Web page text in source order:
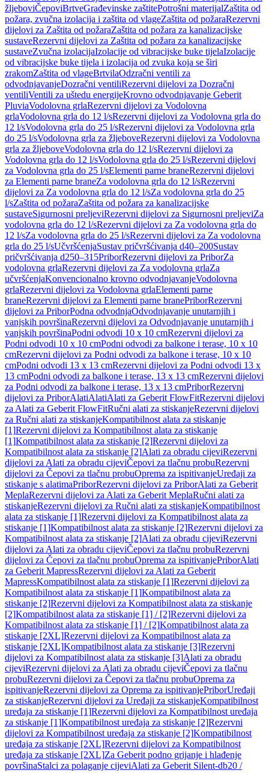
žljeboviČepoviBrtveGrađevinske zaštitePotrošni materijalZaštita od
požara, zvučna izolacija i zaštita od vlageZaštita od požaraRezervni
dijelovi za Zaštita od požaraZaštita od požara za kanalizacijske
sustaveRezervni dijelovi za Zaštita od požara za kanalizacijske
sustaveZvučna izolacijaIzolacije od vibracijske buke tijelaIzolacije
od vibracijske buke tijela i izolacija od zvuka koja se širi
zrakomZaštita od vlageBrtvilaOdzračni ventili za
odvodnjavanjeDozračni ventiliRezervni dijelovi za Dozračni
ventiliVentili za uštedu energijeKrovno odvodnjavanje Geberit
PluviaVodolovna grlaRezervni dijelovi za Vodolovna
grlaVodolovna grla do 12 l/sRezervni dijelovi za Vodolovna grla do
12 l/sVodolovna grla do 25 l/sRezervni dijelovi za Vodolovna grla
do 25 l/sVodolovna grla za žljeboveRezervni dijelovi za Vodolovna
grla za žljeboveVodolovna grla do 12 l/sRezervni dijelovi za
Vodolovna grla do 12 l/sVodolovna grla do 25 l/sRezervni dijelovi
za Vodolovna grla do 25 l/sElementi parne braneRezervni dijelovi
za Elementi parne braneZa vodolovna grla do 12 l/sRezervni
dijelovi za Za vodolovna grla do 12 l/sZa vodolovna grla do 25
l/sZaštita od požaraZaštita od požara za kanalizacijske
sustaveSigurnosni preljeviRezervni dijelovi za Sigurnosni preljeviZa
vodolovna grla do 12 l/sRezervni dijelovi za Za vodolovna grla do
12 l/sZa vodolovna grla do 25 l/sRezervni dijelovi za Za vodolovna
grla do 25 l/sUčvršćenjaSustav pričvršćivanja d40–200Sustav
pričvršćivanja d250–315PriborRezervni dijelovi za PriborZa
vodolovna grlaRezervni dijelovi za Za vodolovna grlaZa
učvršćenjaKonvencionalno krovno odvodnjavanjeVodolovna
grlaRezervni dijelovi za Vodolovna grlaElementi parne
braneRezervni dijelovi za Elementi parne branePriborRezervni
dijelovi za PriborPodna odvodnjaOdvodnjavanje unutarnjih i
vanjskih površinaRezervni dijelovi za Odvodnjavanje unutarnjih i
vanjskih površinaPodni odvodi 10 x 10 cmRezervni dijelovi za
Podni odvodi 10 x 10 cmPodni odvodi za balkone i terase, 10 x 10
cmRezervni dijelovi za Podni odvodi za balkone i terase, 10 x 10
cmPodni odvodi 13 x 13 cmRezervni dijelovi za Podni odvodi 13 x
13 cmPodni odvodi za balkone i terase, 13 x 13 cmRezervni dijelovi
za Podni odvodi za balkone i terase, 13 x 13 cmPriborRezervni
dijelovi za PriborAlatiAlatiAlati za Geberit FlowFitRezervni dijelovi
za Alati za Geberit FlowFitRučni alati za stiskanjeRezervni dijelovi
za Ručni alati za stiskanjeKompatibilnost alata za stiskanje
[1]Rezervni dijelovi za Kompatibilnost alata za stiskanje
[1]Kompatibilnost alata za stiskanje [2]Rezervni dijelovi za
Kompatibilnost alata za stiskanje [2]Alati za obradu cijeviRezervni
dijelovi za Alati za obradu cijeviČepovi za tlačnu probuRezervni
dijelovi za Čepovi za tlačnu probuOprema za ispitivanjeUređaji za
stiskanje s alatimaPriborRezervni dijelovi za PriborAlati za Geberit
MeplaRezervni dijelovi za Alati za Geberit MeplaRučni alati za
stiskanjeRezervni dijelovi za Ručni alati za stiskanjeKompatibilnost
alata za stiskanje [1]Rezervni dijelovi za Kompatibilnost alata za
stiskanje [1]Kompatibilnost alata za stiskanje [2]Rezervni dijelovi za
Kompatibilnost alata za stiskanje [2]Alati za obradu cijeviRezervni
dijelovi za Alati za obradu cijeviČepovi za tlačnu probuRezervni
dijelovi za Čepovi za tlačnu probuOprema za ispitivanjePriborAlati
za Geberit MapressRezervni dijelovi za Alati za Geberit
MapressKompatibilnost alata za stiskanje [1]Rezervni dijelovi za
Kompatibilnost alata za stiskanje [1]Kompatibilnost alata za
stiskanje [2]Rezervni dijelovi za Kompatibilnost alata za stiskanje
[2]Kompatibilnost alata za stiskanje [1] / [2]Rezervni dijelovi za
Kompatibilnost alata za stiskanje [1] / [2]Kompatibilnost alata za
stiskanje [2XL]Rezervni dijelovi za Kompatibilnost alata za
stiskanje [2XL]Kompatibilnost alata za stiskanje [3]Rezervni
dijelovi za Kompatibilnost alata za stiskanje [3]Alati za obradu
cijeviRezervni dijelovi za Alati za obradu cijeviČepovi za tlačnu
probuRezervni dijelovi za Čepovi za tlačnu probuOprema za
ispitivanjeRezervni dijelovi za Oprema za ispitivanjePriborUređaji
za stiskanjeRezervni dijelovi za Uređaji za stiskanjeKompatibilnost
uređaja za stiskanje [1]Rezervni dijelovi za Kompatibilnost uređaja
za stiskanje [1]Kompatibilnost uređaja za stiskanje [2]Rezervni
dijelovi za Kompatibilnost uređaja za stiskanje [2]Kompatibilnost
uređaja za stiskanje [2XL]Rezervni dijelovi za Kompatibilnost
uređaja za stiskanje [2XL]Za Geberit podno grijanje i hlađenje
površinaStalci za polaganje cijeviAlati za Geberit Silent-db20 /